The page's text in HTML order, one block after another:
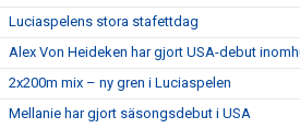
Luciaspelens stora stafettdag
Alex Von Heideken har gjort USA-debut
2x200m mix – ny gren i Luciaspelen
Mellanie har gjort säsongsdebut i USA